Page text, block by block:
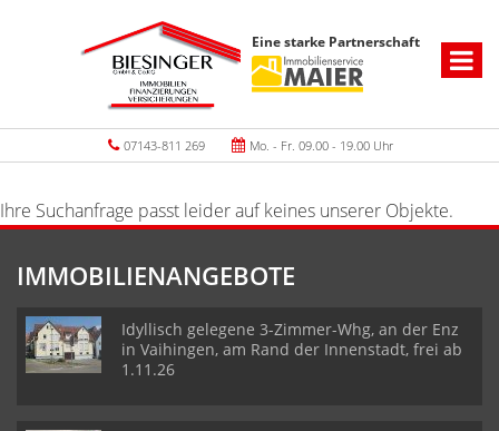
Eine starke Partnerschaft
07143-811 269 Mo. - Fr. 09.00 - 19.00 Uhr
Ihre Suchanfrage passt leider auf keines unserer Objekte.
IMMOBILIENANGEBOTE
Idyllisch gelegene 3-Zimmer-Whg, an der Enz
in Vaihingen, am Rand der Innenstadt, frei ab
1.11.26